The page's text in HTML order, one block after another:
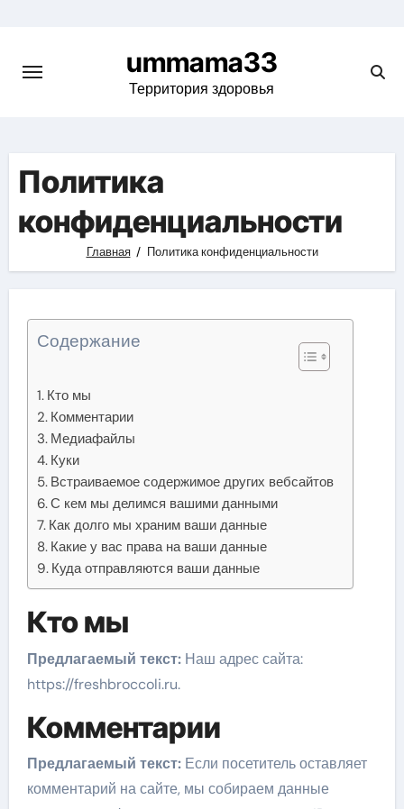
content
ummama33
Территория здоровья
Политика
конфиденциальности
Главная Политика конфиденциальности
Содержание
Кто мы
Комментарии
Медиафайлы
Куки
Встраиваемое содержимое других вебсайтов
С кем мы делимся вашими данными
Как долго мы храним ваши данные
Какие у вас права на ваши данные
Куда отправляются ваши данные
Кто мы
Предлагаемый текст: Наш адрес сайта:
https://freshbroccoli.ru.
Комментарии
Предлагаемый текст: Если посетитель оставляет
комментарий на сайте, мы собираем данные